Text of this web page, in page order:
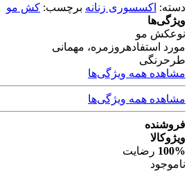
دسته: اکسسوری زنانه برچسب: کش مو
ویژگی‌ها
نوعکش مو
مورد استفادهروزمره، مهمانی
طرحرنگی
مشاهده همه ویژگی‌ها
مشاهده همه ویژگی‌ها
فروشنده
ویژوکالا
100% رضایت
ناموجود